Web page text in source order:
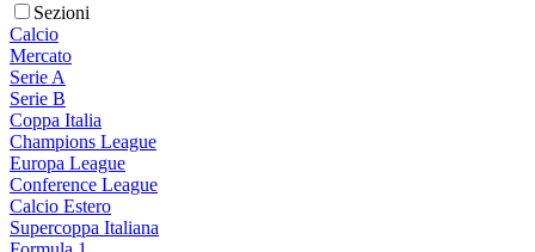
Sezioni
Calcio
Mercato
Serie A
Serie B
Coppa Italia
Champions League
Europa League
Conference League
Calcio Estero
Supercoppa Italiana